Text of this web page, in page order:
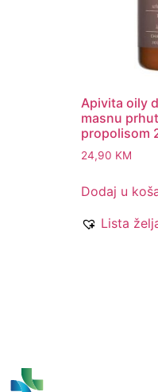
Apivita oily
masnu
propolisom
24,90 KM
Dodaj u
Lista